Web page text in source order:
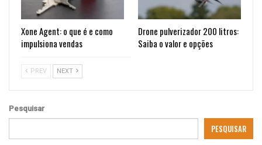
Xone Agent: o que é e como
impulsiona vendas
Drone pulverizador 200 litros:
Saiba o valor e opções
PREV NEXT
Pesquisar
PESQUISAR